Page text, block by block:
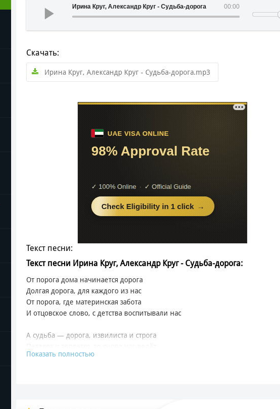
00:00
Ирина Круг, Александр Круг - Судьба-дорога
Скачать:
Ирина Круг, Александр Круг - Судьба-дорога.mp3
Текст песни:
Текст песни Ирина Круг, Александр Круг - Судьба-дорога:
От порога дома начинается дорога
Долгая дорога, для каждого из нас
От порога, где материнская забота
И отцовское слово, с детства воспитывали нас
А судьба — дорога, извилиста и строга
На чудо не надейся, над бедами не смейся
Показать полностью